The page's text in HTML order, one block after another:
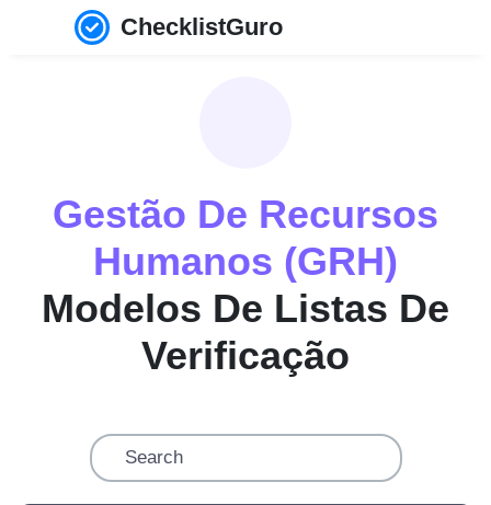
ChecklistGuro
Gestão De Recursos
Humanos (GRH)
Modelos De Listas De
Verificação